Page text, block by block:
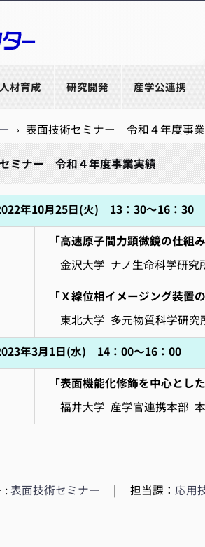
人材育成 研究開発 産学公連携
› 表面技術セミナー 令和４年度事
ミナー 令和４年度事業実績
年10月25日(火) 13：30～16：30
「高速原子間力顕微鏡の仕組
金沢大学 ナノ生命科学研
「Ｘ線位相イメージング装置の
東北大学 多元物質科学研究
年3月1日(水) 14：00～16：00
「表面機能化修飾を中心とし
福井大学 産学官連携本部
:表面技術セミナー | 担当課： 応用